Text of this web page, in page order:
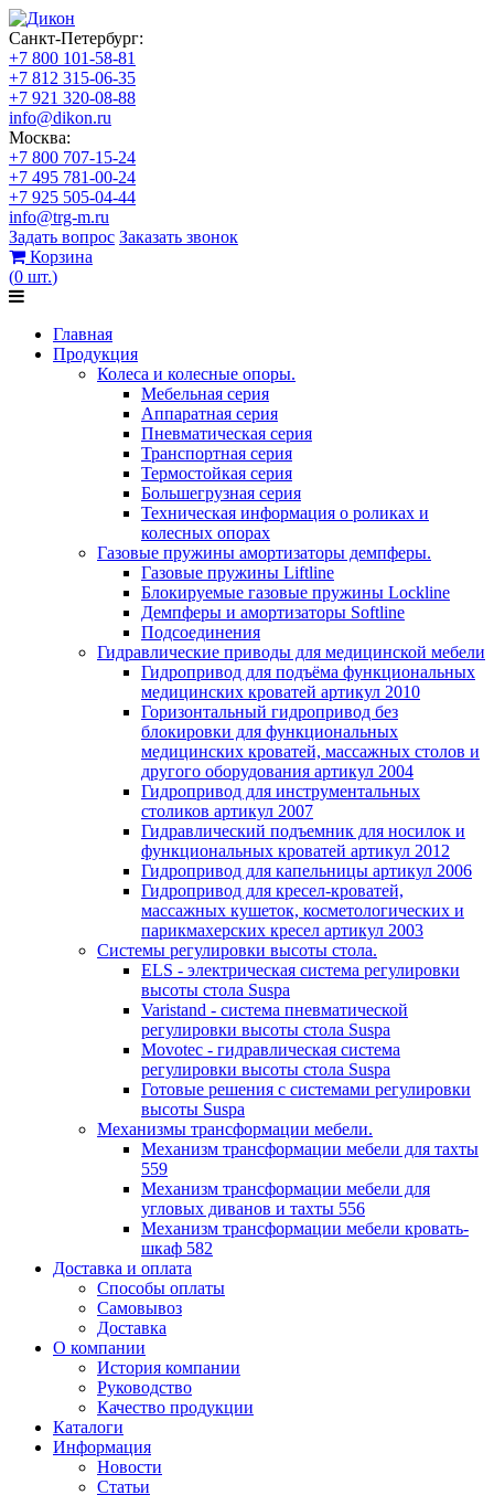
Санкт-Петербург:
+7 800 101-58-81
+7 812 315-06-35
+7 921 320-08-88
info@dikon.ru
Москва:
+7 800 707-15-24
+7 495 781-00-24
+7 925 505-04-44
info@trg-m.ru
Задать вопрос Заказать звонок
Корзина
(0 шт.)
Главная
Продукция
Колеса и колесные опоры.
Мебельная серия
Аппаратная серия
Пневматическая серия
Транспортная серия
Термостойкая серия
Большегрузная серия
Техническая информация о роликах и
колесных опорах
Газовые пружины амортизаторы демпферы.
Газовые пружины Liftline
Блокируемые газовые пружины Lockline
Демпферы и амортизаторы Softline
Подсоединения
Гидравлические приводы для медицинской мебели
Гидропривод для подъёма функциональных
медицинских кроватей артикул 2010
Горизонтальный гидропривод без
блокировки для функциональных
медицинских кроватей, массажных столов и
другого оборудования артикул 2004
Гидропривод для инструментальных
столиков артикул 2007
Гидравлический подъемник для носилок и
функциональных кроватей артикул 2012
Гидропривод для капельницы артикул 2006
Гидропривод для кресел-кроватей,
массажных кушеток, косметологических и
парикмахерских кресел артикул 2003
Системы регулировки высоты стола.
ELS - электрическая система регулировки
высоты стола Suspa
Varistand - система пневматической
регулировки высоты стола Suspa
Movotec - гидравлическая система
регулировки высоты стола Suspa
Готовые решения с системами регулировки
высоты Suspa
Механизмы трансформации мебели.
Механизм трансформации мебели для тахты
559
Механизм трансформации мебели для
угловых диванов и тахты 556
Механизм трансформации мебели кровать-
шкаф 582
Доставка и оплата
Способы оплаты
Самовывоз
Доставка
О компании
История компании
Руководство
Качество продукции
Каталоги
Информация
Новости
Статьи